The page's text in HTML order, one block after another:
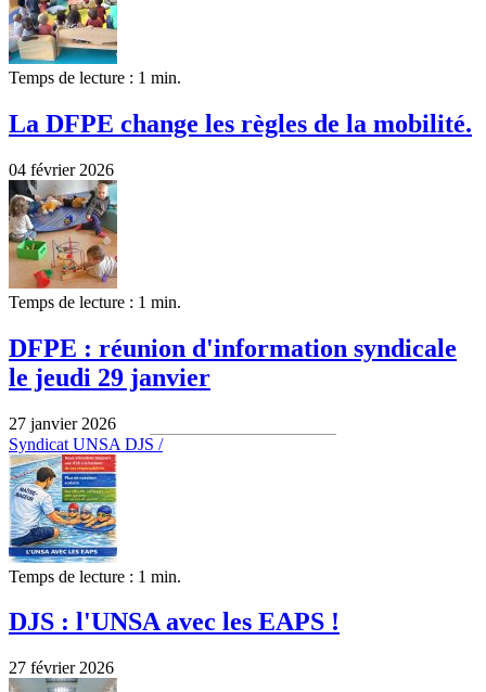
Temps de lecture : 1 min.
La DFPE change les règles de la mobilité.
04 février 2026
Temps de lecture : 1 min.
DFPE : réunion d'information syndicale
le jeudi 29 janvier
27 janvier 2026
Syndicat UNSA DJS /
Temps de lecture : 1 min.
DJS : l'UNSA avec les EAPS !
27 février 2026